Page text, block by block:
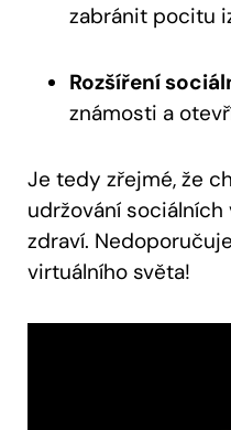
zabránit pocitu
Rozšíření
známosti a
Je tedy zřejmé, že
udržování
zdraví.
virtuálního světa!